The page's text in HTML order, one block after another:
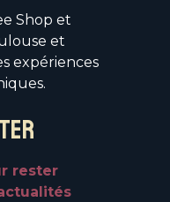
Shop et
et
expériences
rester